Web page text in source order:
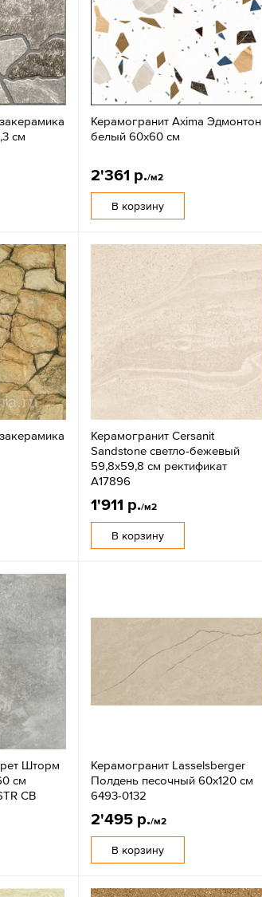
см
Керамогранит Axima Эдмонтон
белый 60x60 см
2'361 р./м2
В корзину
Керамогранит Cersanit
Sandstone светло-бежевый
59,8x59,8 см ректификат
A17896
1'911 р./м2
В корзину
Шторм
см
СВ
Керамогранит Lasselsberger
Полдень песочный 60x120 см
6493-0132
2'495 р./м2
В корзину